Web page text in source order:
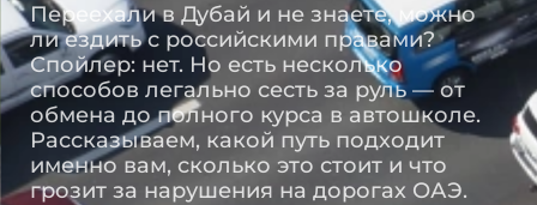
Переехали в Дубай и не знаете, можно
ли ездить с российскими правами?
Спойлер: нет. Но есть несколько
способов легально сесть за руль — от
обмена до полного курса в автошколе.
Рассказываем, какой путь подходит
именно вам, сколько это стоит и что
грозит за нарушения на дорогах ОАЭ.